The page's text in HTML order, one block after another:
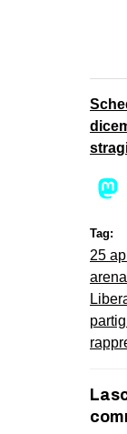
Tag:
25
arena